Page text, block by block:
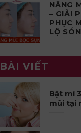
NÂNG
– GIẢI
PHỤC
LỘ
BÀI VIẾT
Bật mí
mũi tại